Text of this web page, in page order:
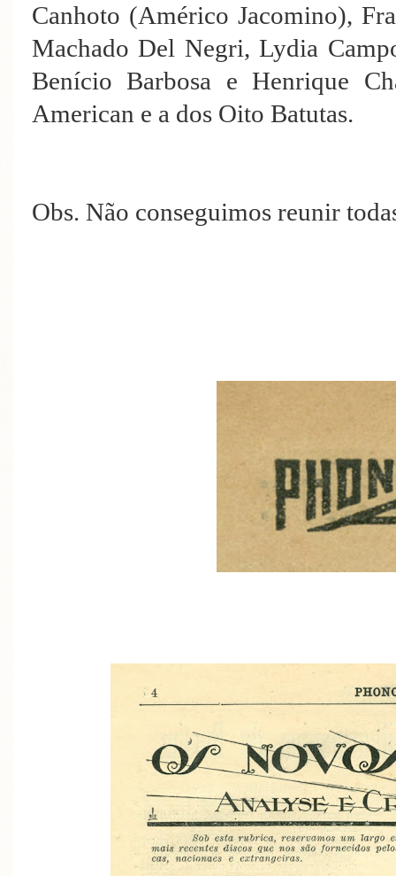
Canhoto (Américo Jacomino),
Machado Del Negri, Lydia
Benício Barbosa e Henrique
American e a dos Oito Batutas.
Obs. Não conseguimos reunir